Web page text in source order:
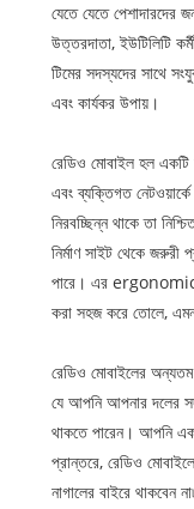
যেতে যেতে
উত্তরদাতা, ইউটিলিটি
টিমের সদস্যদের সাথে
এবং কার্যকর উপায়।
রেডিও মোবাইল হল একটি
এবং ব্যক্তিগত
নিরবচ্ছিন্ন থাকে তা
নির্মাণ সাইট থেকে জরুরী
পারে। এর ergonomic
করা সহজ করে তোলে,
রেডিও মোবাইলের অন্যতম
যে আপনি আপনার দলের
থাকতে পারেন। আপনি
প্রান্তরে, রেডিও
নাগালের বাইরে থাকবেন